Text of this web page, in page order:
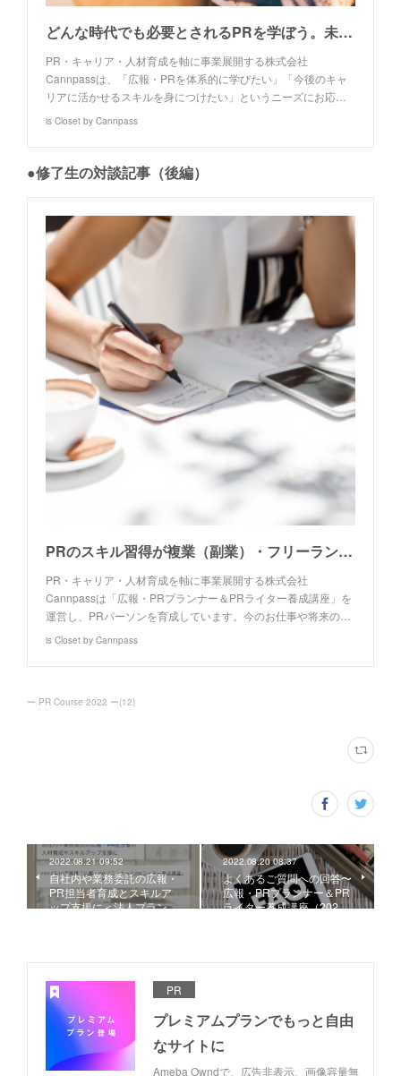
どんな時代でも必要とされるPRを学ぼう。未経験者も、広報・PR担当者やWebライターも。実践的なプログラムで「わかる」ではなく「できる」へ～広報・PRプランナー&PRライター養成講座修了生対談・前編～
PR・キャリア・人材育成を軸に事業展開する株式会社
Cannpassは、「広報・PRを体系的に学びたい」「今後のキャ
リアに活かせるスキルを身につけたい」というニーズにお応…
is Closet by Cannpass
●修了生の対談記事（後編）
PRのスキル習得が複業（副業）・フリーランスの実現へ。コミュニケーションデザイン力を磨けば、本業のステップアップにもつながる～広報・PRプランナー＆PRライター養成講座 受講生対談・後編～
PR・キャリア・人材育成を軸に事業展開する株式会社
Cannpassは「広報・PRプランナー＆PRライター養成講座」を
運営し、PRパーソンを育成しています。今のお仕事や将来の…
is Closet by Cannpass
ー PR Course 2022 ー(12)
2022.08.21 09:52
自社内や業務委託の広報・
PR担当者育成とスキルア
ップ支援に＜法人プラン…
2022.08.20 08:37
よくあるご質問への回答〜
広報・PRプランナー＆PR
ライター養成講座（202…
PR
プレミアムプランでもっと自由
なサイトに
Ameba Owndで、広告非表示、画像容量無